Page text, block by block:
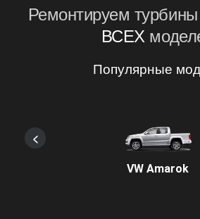
Ремонтируем
ВСЕХ
Популярные
VW Amarok
<